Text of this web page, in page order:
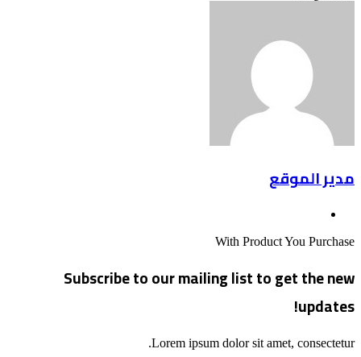
مدير الموقع
With Product You Purchase
Subscribe to our mailing list to get the new
updates!
Lorem ipsum dolor sit amet, consectetur.